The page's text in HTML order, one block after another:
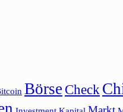
Börse Check